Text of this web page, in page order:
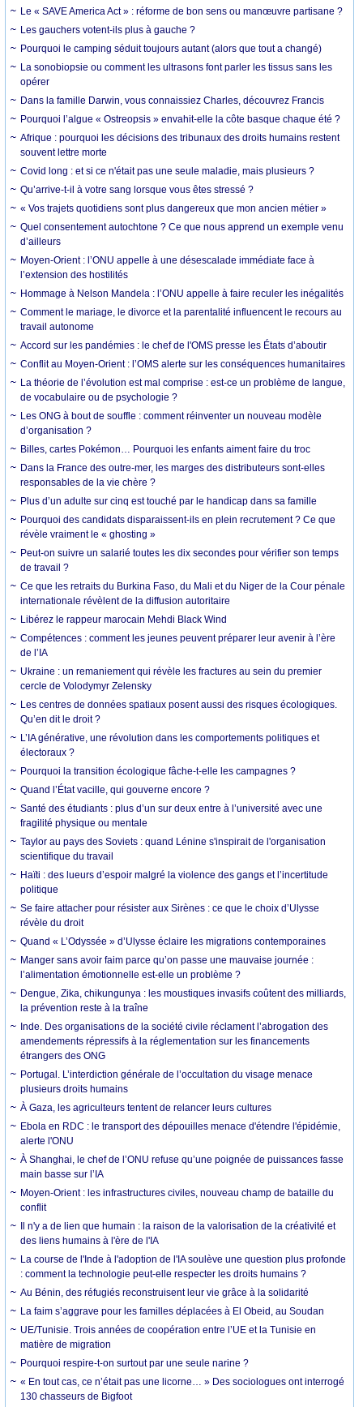
Le « SAVE America Act » : réforme de bon sens ou manœuvre partisane ?
Les gauchers votent-ils plus à gauche ?
Pourquoi le camping séduit toujours autant (alors que tout a changé)
La sonobiopsie ou comment les ultrasons font parler les tissus sans les
opérer
Dans la famille Darwin, vous connaissiez Charles, découvrez Francis
Pourquoi l’algue « Ostreopsis » envahit-elle la côte basque chaque été ?
Afrique : pourquoi les décisions des tribunaux des droits humains restent
souvent lettre morte
Covid long : et si ce n'était pas une seule maladie, mais plusieurs ?
Qu’arrive-t-il à votre sang lorsque vous êtes stressé ?
« Vos trajets quotidiens sont plus dangereux que mon ancien métier »
Quel consentement autochtone ? Ce que nous apprend un exemple venu
d’ailleurs
Moyen-Orient : l’ONU appelle à une désescalade immédiate face à
l’extension des hostilités
Hommage à Nelson Mandela : l’ONU appelle à faire reculer les inégalités
Comment le mariage, le divorce et la parentalité influencent le recours au
travail autonome
Accord sur les pandémies : le chef de l'OMS presse les États d’aboutir
Conflit au Moyen-Orient : l’OMS alerte sur les conséquences humanitaires
La théorie de l’évolution est mal comprise : est-ce un problème de langue,
de vocabulaire ou de psychologie ?
Les ONG à bout de souffle : comment réinventer un nouveau modèle
d’organisation ?
Billes, cartes Pokémon… Pourquoi les enfants aiment faire du troc
Dans la France des outre-mer, les marges des distributeurs sont-elles
responsables de la vie chère ?
Plus d’un adulte sur cinq est touché par le handicap dans sa famille
Pourquoi des candidats disparaissent-ils en plein recrutement ? Ce que
révèle vraiment le « ghosting »
Peut-on suivre un salarié toutes les dix secondes pour vérifier son temps
de travail ?
Ce que les retraits du Burkina Faso, du Mali et du Niger de la Cour pénale
internationale révèlent de la diffusion autoritaire
Libérez le rappeur marocain Mehdi Black Wind
Compétences : comment les jeunes peuvent préparer leur avenir à l’ère
de l’IA
Ukraine : un remaniement qui révèle les fractures au sein du premier
cercle de Volodymyr Zelensky
Les centres de données spatiaux posent aussi des risques écologiques.
Qu’en dit le droit ?
L’IA générative, une révolution dans les comportements politiques et
électoraux ?
Pourquoi la transition écologique fâche-t-elle les campagnes ?
Quand l’État vacille, qui gouverne encore ?
Santé des étudiants : plus d’un sur deux entre à l’université avec une
fragilité physique ou mentale
Taylor au pays des Soviets : quand Lénine s'inspirait de l'organisation
scientifique du travail
Haïti : des lueurs d’espoir malgré la violence des gangs et l’incertitude
politique
Se faire attacher pour résister aux Sirènes : ce que le choix d’Ulysse
révèle du droit
Quand « L’Odyssée » d’Ulysse éclaire les migrations contemporaines
Manger sans avoir faim parce qu’on passe une mauvaise journée :
l’alimentation émotionnelle est-elle un problème ?
Dengue, Zika, chikungunya : les moustiques invasifs coûtent des milliards,
la prévention reste à la traîne
Inde. Des organisations de la société civile réclament l’abrogation des
amendements répressifs à la réglementation sur les financements
étrangers des ONG
Portugal. L’interdiction générale de l’occultation du visage menace
plusieurs droits humains
À Gaza, les agriculteurs tentent de relancer leurs cultures
Ebola en RDC : le transport des dépouilles menace d'étendre l'épidémie,
alerte l'ONU
À Shanghai, le chef de l’ONU refuse qu’une poignée de puissances fasse
main basse sur l’IA
Moyen-Orient : les infrastructures civiles, nouveau champ de bataille du
conflit
Il n'y a de lien que humain : la raison de la valorisation de la créativité et
des liens humains à l'ère de l'IA
La course de l'Inde à l'adoption de l'IA soulève une question plus profonde
: comment la technologie peut-elle respecter les droits humains ?
Au Bénin, des réfugiés reconstruisent leur vie grâce à la solidarité
La faim s’aggrave pour les familles déplacées à El Obeid, au Soudan
UE/Tunisie. Trois années de coopération entre l’UE et la Tunisie en
matière de migration
Pourquoi respire-t-on surtout par une seule narine ?
« En tout cas, ce n’était pas une licorne… » Des sociologues ont interrogé
130 chasseurs de Bigfoot